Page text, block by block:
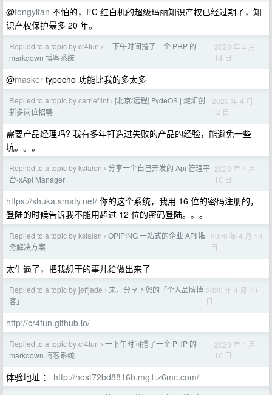
@tongyifan 不怕的，FC 红白机的超级玛丽知识产权已经过期了，知
识产权保护最多 20 年。
Replied to a topic by cr4fun › 一下午时间撸了一个 PHP 的
markdown 博客系统
2020 年 4 月
14 日
@masker typecho 功能比我的多太多
Replied to a topic by carrieflint › [北京/远程] FydeOS | 燧炻创
新多岗位招聘
2020 年 4 月
12 日
需要产品经理吗? 我有多年打造过失败的产品的经验，能避免一些
坑。。。
Replied to a topic by kstalen › 分享一个自己开发的 Api 管理平
台-xApi Manager
2020 年 4 月
10 日
https://shuka.smaty.net/ 你的这个系统，我用 16 位的密码注册的，
登陆的时候告诉我不能用超过 12 位的密码登陆。。。
Replied to a topic by kstalen › OPIPING 一站式的企业 API 服
务解决方案
2020 年 4 月 10
日
太牛逼了，把我想干的事儿给做出来了
Replied to a topic by jeffjade › 来，分享下您的「个人品牌博
客」
2020 年 4 月 10
日
http://cr4fun.github.io/
Replied to a topic by cr4fun › 一下午时间撸了一个 PHP 的
markdown 博客系统
2020 年 4 月
10 日
体验地址 ： http://host72bd8816b.mg1.z6mc.com/